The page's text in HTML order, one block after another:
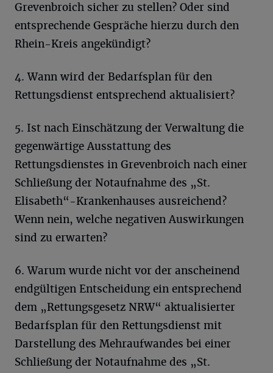
Grevenbroich sicher zu stellen? Oder sind
entsprechende Gespräche hierzu durch den
Rhein-Kreis angekündigt?
4. Wann wird der Bedarfsplan für den
Rettungsdienst entsprechend aktualisiert?
5. Ist nach Einschätzung der Verwaltung die
gegenwärtige Ausstattung des
Rettungsdienstes in Grevenbroich nach einer
Schließung der Notaufnahme des „St.
Elisabeth“-Krankenhauses ausreichend?
Wenn nein, welche negativen Auswirkungen
sind zu erwarten?
6. Warum wurde nicht vor der anscheinend
endgültigen Entscheidung ein entsprechend
dem „Rettungsgesetz NRW“ aktualisierter
Bedarfsplan für den Rettungsdienst mit
Darstellung des Mehraufwandes bei einer
Schließung der Notaufnahme des „St.